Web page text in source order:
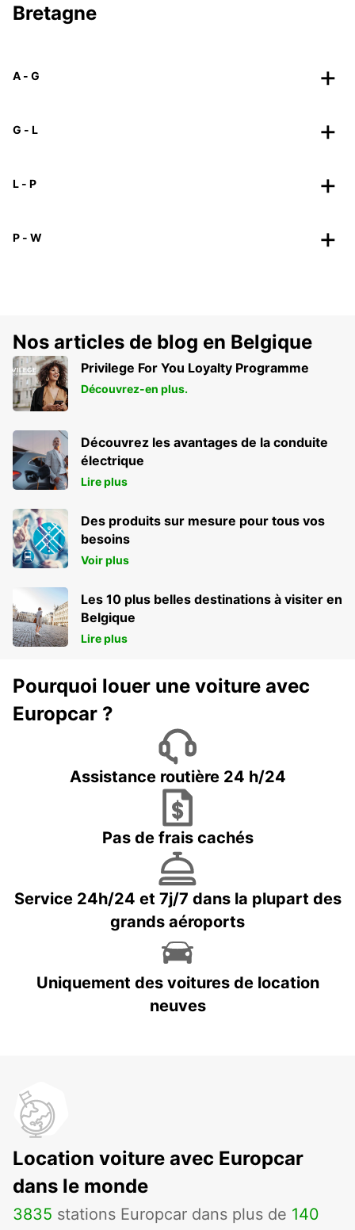
Bretagne
A - G
G - L
L - P
P - W
Nos articles de blog en Belgique
Privilege For You Loyalty Programme
Découvrez-en plus.
Découvrez les avantages de la conduite
électrique
Lire plus
Des produits sur mesure pour tous vos
besoins
Voir plus
Les 10 plus belles destinations à visiter en
Belgique
Lire plus
Pourquoi louer une voiture avec
Europcar ?
Assistance routière 24 h/24
Pas de frais cachés
Service 24h/24 et 7j/7 dans la plupart des
grands aéroports
Uniquement des voitures de location
neuves
Location voiture avec Europcar
dans le monde
3835 stations Europcar dans plus de 140